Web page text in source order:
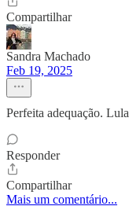
Compartilhar
Sandra Machado
Feb 19, 2025
Perfeita adequação.
Responder
Compartilhar
Mais um comentário...